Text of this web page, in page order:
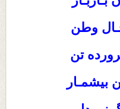
وطن
تن
بیشمـار